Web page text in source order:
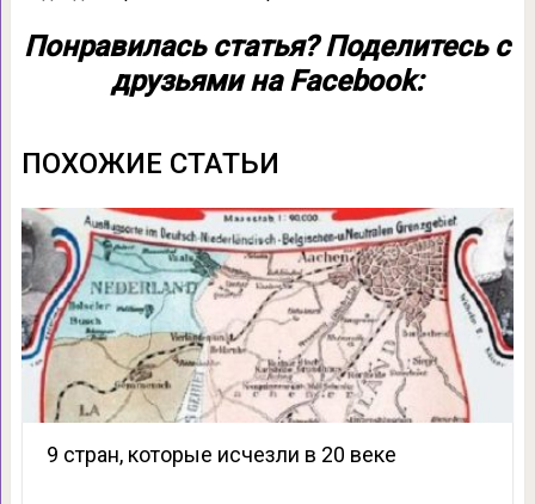
Понравилась статья? Поделитесь с
друзьями на Facebook:
ПОХОЖИЕ СТАТЬИ
9 стран, которые исчезли в 20 веке